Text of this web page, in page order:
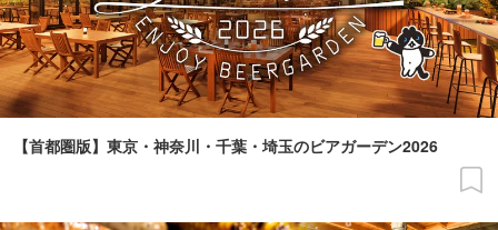
【首都圏版】東京・神奈川・千葉・埼玉のビアガーデン2026